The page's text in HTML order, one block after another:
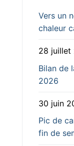
Vers un
chaleur
28 juillet
Bilan de
2026
30 juin
Pic de
fin de